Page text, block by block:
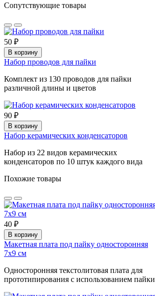
Сопутствующие товары
50 ₽
В корзину
Набор проводов для пайки
Комплект из 130 проводов для пайки
различной длины и цветов
90 ₽
В корзину
Набор керамических конденсаторов
Набор из 22 видов керамических
конденсаторов по 10 штук каждого вида
Похожие товары
40 ₽
В корзину
Макетная плата под пайку односторонняя
7х9 см
Односторонняя текстолитовая плата для
прототипирования с использованием пайки